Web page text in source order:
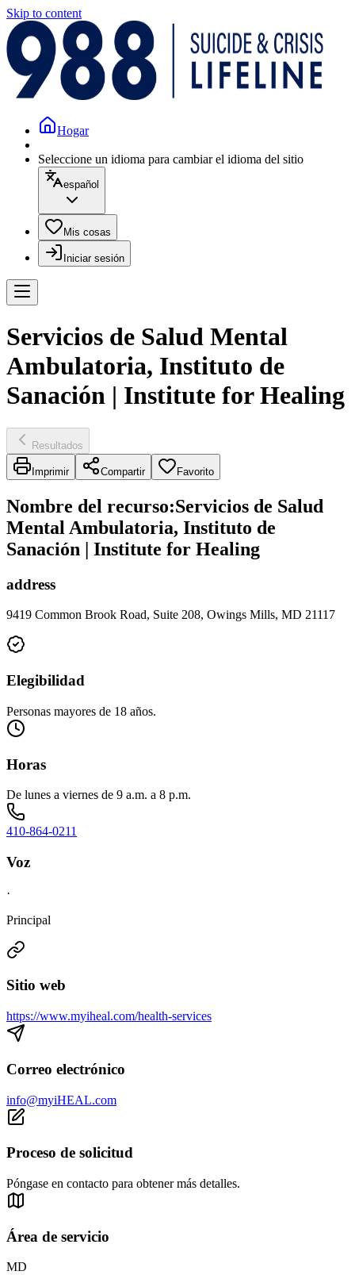
Skip to content
Hogar
Seleccione un idioma para cambiar el idioma del sitio
español
Mis cosas
Iniciar sesión
Servicios de Salud Mental
Ambulatoria, Instituto de
Sanación | Institute for Healing
Resultados
Imprimir Compartir Favorito
Nombre del recurso:Servicios de Salud
Mental Ambulatoria, Instituto de
Sanación | Institute for Healing
address
9419 Common Brook Road, Suite 208, Owings Mills, MD 21117
Elegibilidad
Personas mayores de 18 años.
Horas
De lunes a viernes de 9 a.m. a 8 p.m.
410-864-0211
Voz
·
Principal
Sitio web
https://www.myiheal.com/health-services
Correo electrónico
info@myiHEAL.com
Proceso de solicitud
Póngase en contacto para obtener más detalles.
Área de servicio
MD